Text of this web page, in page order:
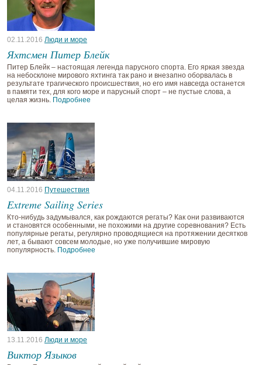
02.11.2016 Люди и море
Яхтсмен Питер Блейк
Питер Блейк – настоящая легенда парусного спорта. Его яркая звезда
на небосклоне мирового яхтинга так рано и внезапно оборвалась в
результате трагического происшествия, но его имя навсегда останется
в памяти тех, для кого море и парусный спорт – не пустые слова, а
целая жизнь. Подробнее
04.11.2016 Путешествия
Extreme Sailing Series
Кто-нибудь задумывался, как рождаются регаты? Как они развиваются
и становятся особенными, не похожими на другие соревнования? Есть
популярные регаты, регулярно проводящиеся на протяжении десятков
лет, а бывают совсем молодые, но уже получившие мировую
популярность. Подробнее
13.11.2016 Люди и море
Виктор Языков